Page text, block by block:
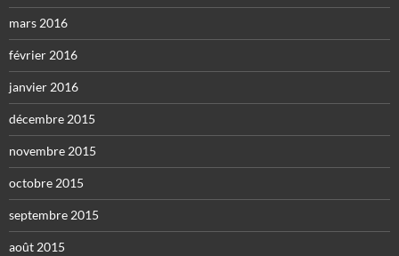
mars 2016
février 2016
janvier 2016
décembre 2015
novembre 2015
octobre 2015
septembre 2015
août 2015